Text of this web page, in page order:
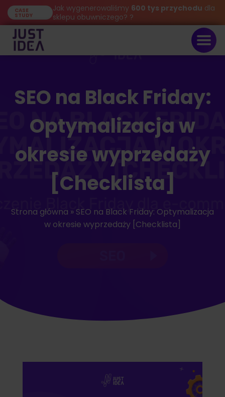
CASE
STUDY
Jak wygenerowaliśmy 600 tys przychodu dla
sklepu obuwniczego? ?
SEO na Black Friday:
Optymalizacja w
okresie wyprzedaży
[Checklista]
Strona główna » SEO na Black Friday: Optymalizacja
w okresie wyprzedaży [Checklista]